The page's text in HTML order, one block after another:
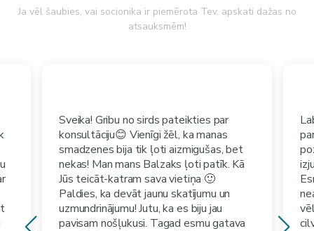
Ja vēl šaubies, vai socionika ir piemērota Tev, apskati dažas no
atsauksmēm!
Sveika! Gribu no sirds pateikties par
konsultāciju😊 Vienīgi žēl, ka manas
smadzenes bija tik ļoti aizmigušas, bet
nekas! Man mans Balzaks ļoti patīk. Kā
Jūs teicāt-katram sava vietiņa 🙂
Paldies, ka devāt jaunu skatījumu un
uzmundrinājumu! Jutu, ka es biju jau
pavisam nošļukusi. Tagad esmu gatava